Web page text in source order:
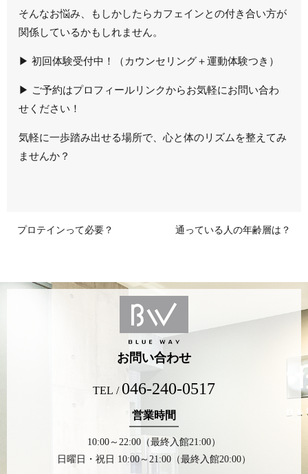
そんなお悩み、もしかしたらカフェインとの付き合い方が
関係しているかもしれません。
▶ 初回体験受付中！（カウンセリング＋運動体験つき）
▶ ご予約はプロフィールリンクからお気軽にお問い合わ
せください！
気軽に一歩踏み出せる場所で、心と体のリズムを整えてみ
ませんか？
プロテインって必要？ 通っている人の年齢層は？
お問い合わせ
TEL / 046-240-0517
営業時間
10:00～22:00（最終入館21:00）
日曜日・祝日 10:00～21:00（最終入館20:00）